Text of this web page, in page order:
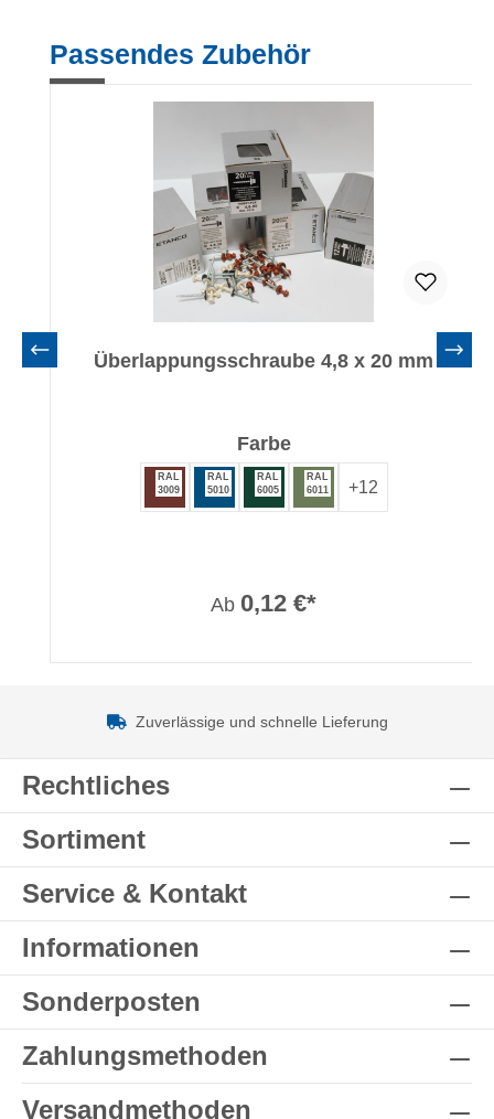
Produktgalerie überspringen
Passendes Zubehör
Überlappungsschraube 4,8 x 20 mm
Farbeauswählen
RAL
3009
RAL
5010
RAL
6005
RAL
6011
+12
Ab 0,12 €*
Zuverlässige und schnelle Lieferung
Rechtliches
Sortiment
Service & Kontakt
Informationen
Sonderposten
Zahlungsmethoden
Versandmethoden